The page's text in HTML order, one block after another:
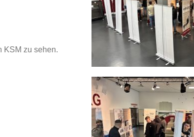
KSM zu sehen.